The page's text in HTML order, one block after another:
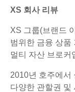
XS 회사 리뷰
XS 그룹(브랜드
범위한 금융 상품
멀티 자산 브로커
2010년 호주에서
다양한 관할권 및